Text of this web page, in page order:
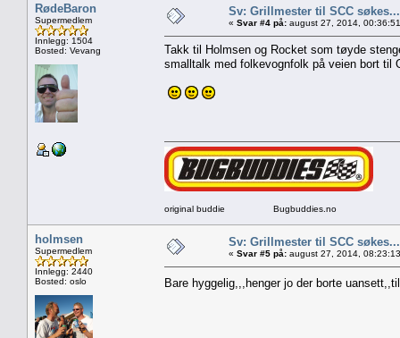
RødeBaron
Supermedlem
Innlegg: 1504
Bosted: Vevang
Sv: Grillmester til SCC søkes...
« Svar #4 på: august 27, 2014,
Takk til Holmsen og Rocket som tøyde
smalltalk med folkevognfolk på veien bort til
original buddie Bugbuddies.no
holmsen
Supermedlem
Innlegg: 2440
Bosted: oslo
Sv: Grillmester til SCC søkes...
« Svar #5 på: august 27, 2014,
Bare hyggelig,,,henger jo der borte